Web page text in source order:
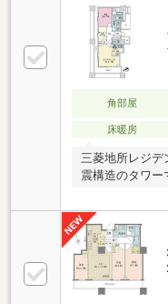
角部屋
床暖房
三菱地所レジ
震構造のタワ
ートロックシ
置（駐車場入口
ルオートロック
入・プライバ
テラス（屋上・
備 ～～・食器
音キッチンシ